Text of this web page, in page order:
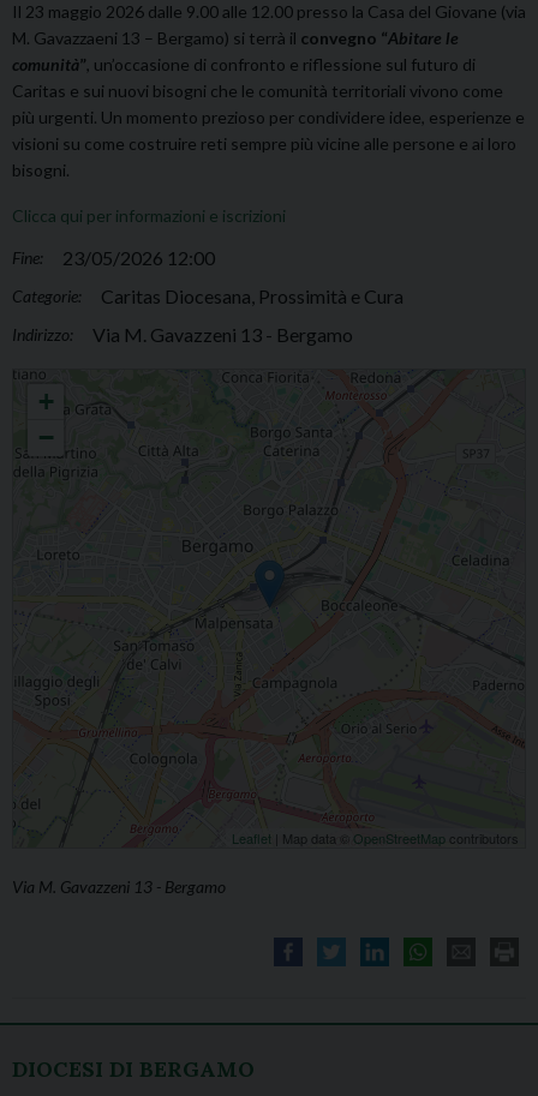
Il 23 maggio 2026 dalle 9.00 alle 12.00 presso la Casa del Giovane (via
M. Gavazzaeni 13 – Bergamo) si terrà il convegno “Abitare le
comunità” , un’occasione di confronto e riflessione sul futuro di
Caritas e sui nuovi bisogni che le comunità territoriali vivono come
più urgenti. Un momento prezioso per condividere idee, esperienze e
visioni su come costruire reti sempre più vicine alle persone e ai loro
bisogni.
Clicca qui per informazioni e iscrizioni
Fine: 23/05/2026 12:00
Categorie: Caritas Diocesana, Prossimità e Cura
Indirizzo: Via M. Gavazzeni 13 - Bergamo
Convegno "Abitare le comunità"
+
−
Leaflet | Map data © OpenStreetMap contributors
Via M. Gavazzeni 13 - Bergamo
DIOCESI DI BERGAMO